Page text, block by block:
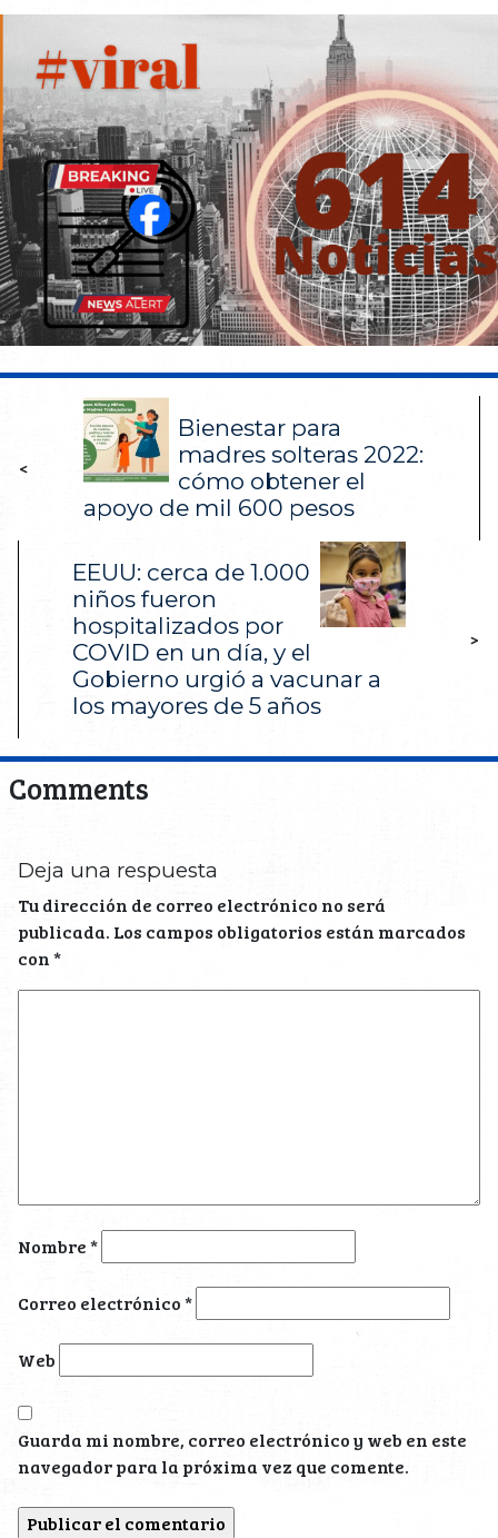
<
Bienestar para
madres solteras 2022:
cómo obtener el
apoyo de mil 600 pesos
EEUU: cerca de 1.000
niños fueron
hospitalizados por
COVID en un día, y el
Gobierno urgió a vacunar a
los mayores de 5 años
>
Comments
Deja una respuesta
Tu dirección de correo electrónico no será
publicada. Los campos obligatorios están marcados
con*
Nombre*
Correo electrónico*
Web
Guarda mi nombre, correo electrónico y web en este
navegador para la próxima vez que comente.